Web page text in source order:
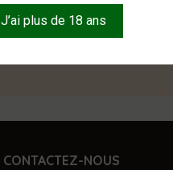
J’ai plus de 18 ans
CONTACTEZ-NOUS